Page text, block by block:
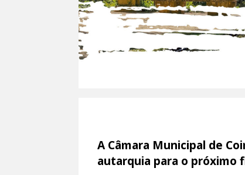
A Câmara Municipal de
autarquia para o próximo